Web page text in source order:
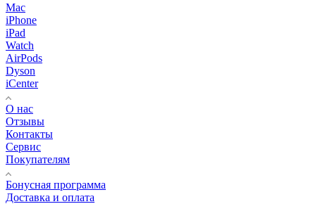
Mac
iPhone
iPad
Watch
AirPods
Dyson
iCenter
О нас
Отзывы
Контакты
Сервис
Покупателям
Бонусная программа
Доставка и оплата